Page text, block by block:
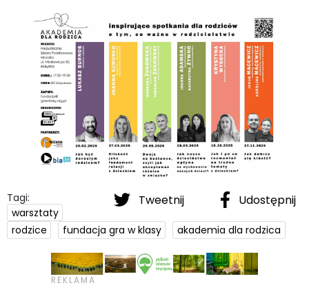
Tweetnij Udostępnij
Tagi:
warsztaty
rodzice
fundacja gra w klasy akademia dla rodzica